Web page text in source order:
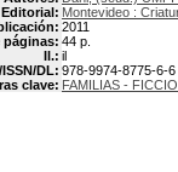
Editorial: Montevideo :
2011
páginas: 44 p.
Il.: il
DL: 978-9974-8775-6-6
clave: FAMILIAS -